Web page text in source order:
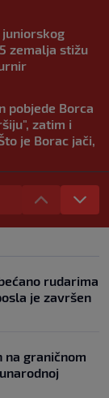
zemalja stižu
pobjede Borca
zatim i
je Borac jači,
Gianni
za "obmanu"
"Može biti
rudarima
je završen
na graničnom